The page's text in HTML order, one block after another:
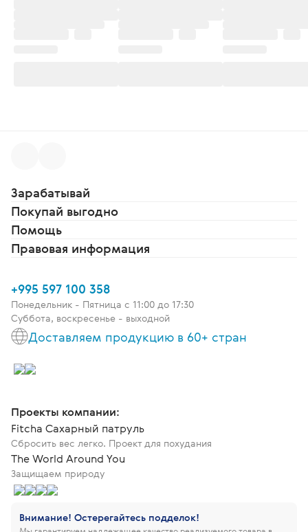
Зарабатывай
Покупай выгодно
Помощь
Правовая информация
+995 597 100 358
Понедельник - Пятница c 11:00 до 17:30
Суббота, воскресенье - выходной
Доставляем продукцию в 60+ стран
Проекты компании:
Fitcha Сахарный патруль
Сбросить вес легко. Проект для похудания
The World Around You
Защищаем природу
Внимание! Остерегайтесь подделок!